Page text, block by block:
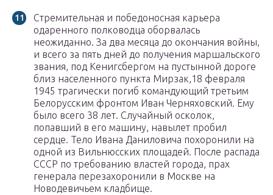
Стремительная и победоносная карьера
одаренного полководца оборвалась
неожиданно. За два месяца до окончания войны,
и всего за пять дней до получения маршальского
звания, под Кенигсбергом на пустынной дороге
близ населенного пункта Мирзак,18 февраля
1945 трагически погиб командующий третьим
Белорусским фронтом Иван Черняховский. Ему
было всего 38 лет. Случайный осколок,
попавший в его машину, навылет пробил
сердце. Тело Ивана Даниловича похоронили на
одной из Вильнюсских площадей. После распада
СССР по требованию властей города, прах
генерала перезахоронили в Москве на
Новодевичьем кладбище.